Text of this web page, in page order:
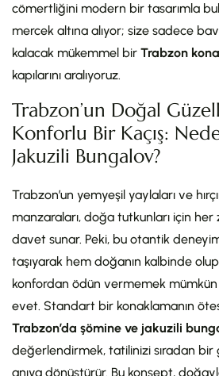
cömertliğini modern bir tasarımla
mercek altına alıyor; size sadece
kalacak mükemmel bir Trabzon
kapılarını aralıyoruz.
Trabzon’un Doğal
Konforlu Bir Kaçış:
Jakuzili Bungalov?
Trabzon’un yemyeşil yaylaları ve
manzaraları, doğa tutkunları için
davet sunar. Peki, bu otantik
taşıyarak hem doğanın kalbinde
konfordan ödün vermemek
evet. Standart bir konaklamanın
Trabzon’da şömine ve jakuzili
değerlendirmek, tatilinizi sıradan
anıya dönüştürür. Bu konsept,